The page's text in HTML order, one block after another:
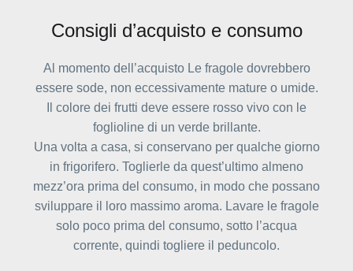
Consigli d’acquisto e consumo
Al momento dell’acquisto Le fragole dovrebbero
essere sode, non eccessivamente mature o umide.
Il colore dei frutti deve essere rosso vivo con le
foglioline di un verde brillante.
Una volta a casa, si conservano per qualche giorno
in frigorifero. Toglierle da quest’ultimo almeno
mezz’ora prima del consumo, in modo che possano
sviluppare il loro massimo aroma. Lavare le fragole
solo poco prima del consumo, sotto l’acqua
corrente, quindi togliere il peduncolo.